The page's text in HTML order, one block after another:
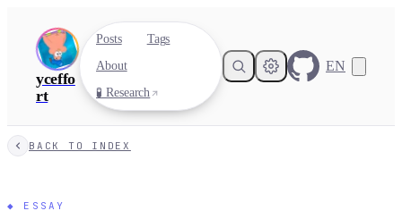
yceffo
rt
Posts
Tags
About
🧪 Research
EN
BACK TO INDEX
◆ ESSAY